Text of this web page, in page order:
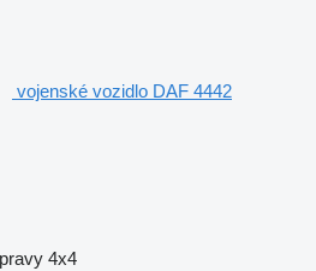
vojenské vozidlo DAF 4442
4x4